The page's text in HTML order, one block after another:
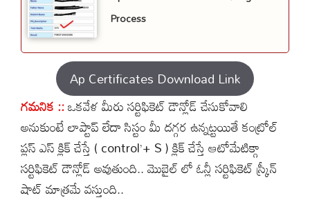
Process
Ap Certificates Download Link
గమనిక ::ఒకవేళ మీరు సర్టిఫికెట్ డౌన్లోడ్ చేసుకోవాలి
అనుకుంటే లాప్టాప్ లేదా సిస్టం మీ దగ్గర ఉన్నట్టయితే కంట్రోల్
ప్లస్ ఎస్ క్లిక్ చేస్తే ( control’+ S ) క్లిక్ చేస్తే ఆటోమేటిక్గా
సర్టిఫికెట్ డౌన్లోడ్ అవుతుంది.. మొబైల్ లో ఓన్లీ సర్టిఫికెట్ స్క్రీన్
షాట్ మాత్రమే వస్తుంది..